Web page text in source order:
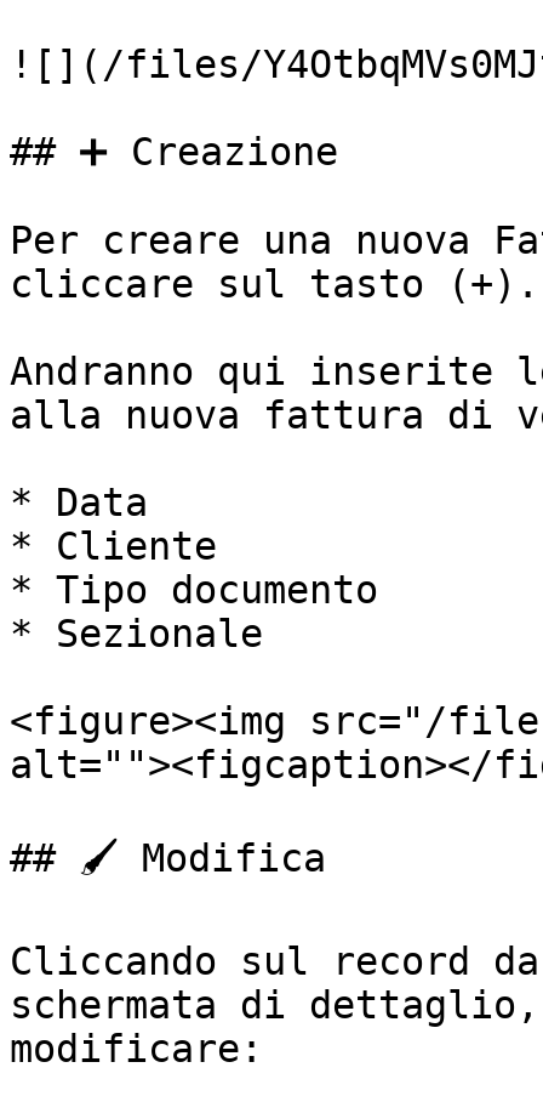
![](/files/
## ➕ Creazione
Per creare una nuova
cliccare sul tasto (+).
Andranno qui inserite
alla nuova fattura di
* Data
* Cliente
* Tipo documento
* Sezionale
<figure><img src="/
alt=""><figcaption></
## 🖌️ Modifica
Cliccando sul record
schermata di
modificare: